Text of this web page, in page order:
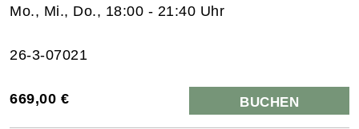
Mo., Mi., Do., 18:00 - 21:40 Uhr
26-3-07021
669,00 € BUCHEN